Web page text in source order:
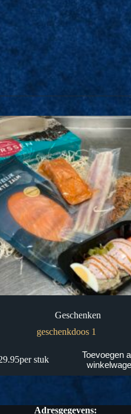
Geschenken
geschenkdoos 1
per stuk
Toevoegen
Adresgegevens: